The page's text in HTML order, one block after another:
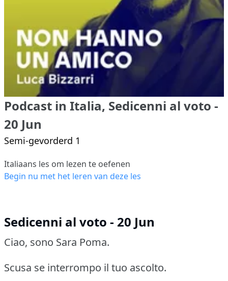
Podcast in Italia, Sedicenni al voto -
20 Jun
Semi-gevorderd 1
Italiaans les om lezen te oefenen
Begin nu met het leren van deze les
Sedicenni al voto - 20 Jun
Ciao, sono Sara Poma.
Scusa se interrompo il tuo ascolto.